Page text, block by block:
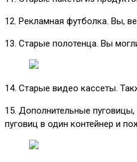
12. Рекламная футболка. Вы,
13. Старые полотенца. Вы
14. Старые видео кассеты.
15. Дополнительные
пуговиц в один контейнер и